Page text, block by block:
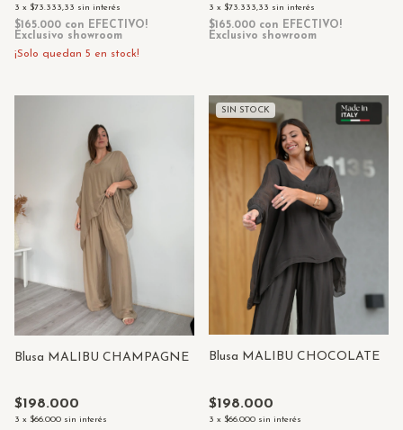
3 x $73.333,33 sin interés
$165.000 con EFECTIVO!
Exclusivo showroom
¡Solo quedan 5 en stock!
3 x $73.333,33 sin interés
$165.000 con EFECTIVO!
Exclusivo showroom
Blusa MALIBU CHAMPAGNE
$198.000
3 x $66.000 sin interés
SIN STOCK
Blusa MALIBU CHOCOLATE
$198.000
3 x $66.000 sin interés